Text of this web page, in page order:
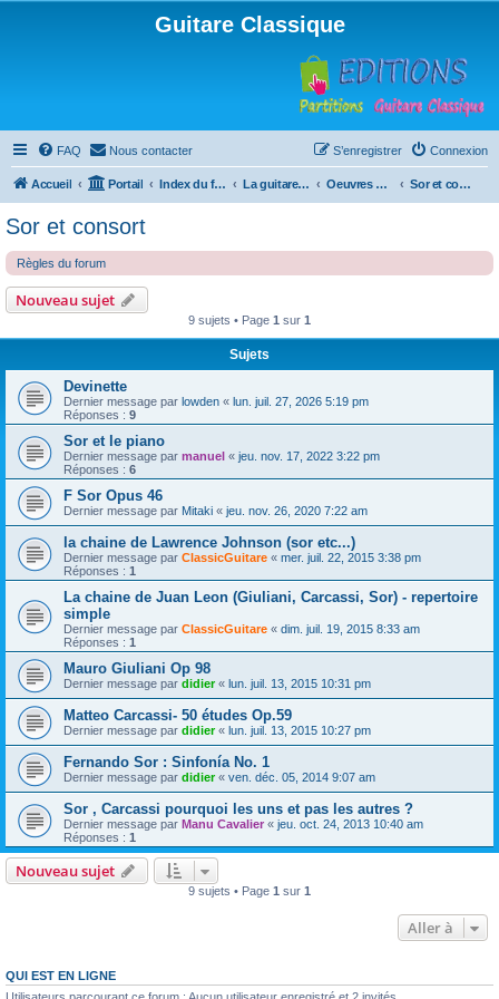
Guitare Classique
FAQ Nous contacter Connexion
S’enregistrer
Accueil Portail Index du forum La guitare : instrument, cours et théorie Oeuvres à la loupe Sor et consort
Sor et consort
Règles du forum
Nouveau sujet
9 sujets • Page 1 sur 1
Sujets
Devinette
Dernier message par lowden « lun. juil. 27, 2026 5:19 pm
Réponses : 9
Sor et le piano
Dernier message par manuel « jeu. nov. 17, 2022 3:22 pm
Réponses : 6
F Sor Opus 46
Dernier message par Mitaki « jeu. nov. 26, 2020 7:22 am
la chaine de Lawrence Johnson (sor etc...)
Dernier message par ClassicGuitare « mer. juil. 22, 2015 3:38 pm
Réponses : 1
La chaine de Juan Leon (Giuliani, Carcassi, Sor) - repertoire
simple
Dernier message par ClassicGuitare « dim. juil. 19, 2015 8:33 am
Réponses : 1
Mauro Giuliani Op 98
Dernier message par didier« lun. juil. 13, 2015 10:31 pm
Matteo Carcassi- 50 études Op.59
Dernier message par didier« lun. juil. 13, 2015 10:27 pm
Fernando Sor : Sinfonía No. 1
Dernier message par didier« ven. déc. 05, 2014 9:07 am
Sor , Carcassi pourquoi les uns et pas les autres ?
Dernier message par Manu Cavalier « jeu. oct. 24, 2013 10:40 am
Réponses : 1
Nouveau sujet
9 sujets • Page 1 sur 1
Aller à
QUI EST EN LIGNE